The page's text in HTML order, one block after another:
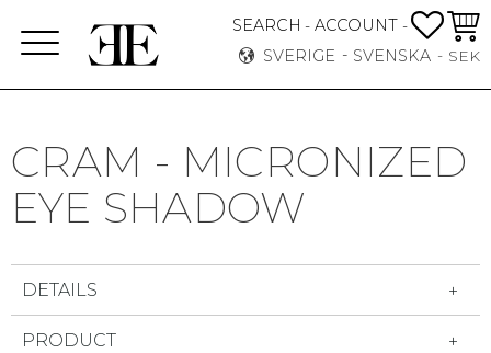
Meny
SEARCH - ACCOUNT -
SVERIGE
SVENSKA SEK
CRAM - MICRONIZED
EYE SHADOW
DETAILS
PRODUCT